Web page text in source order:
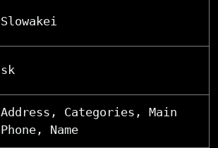
Slowakei
sk
Address, Categories, Main
Phone, Name